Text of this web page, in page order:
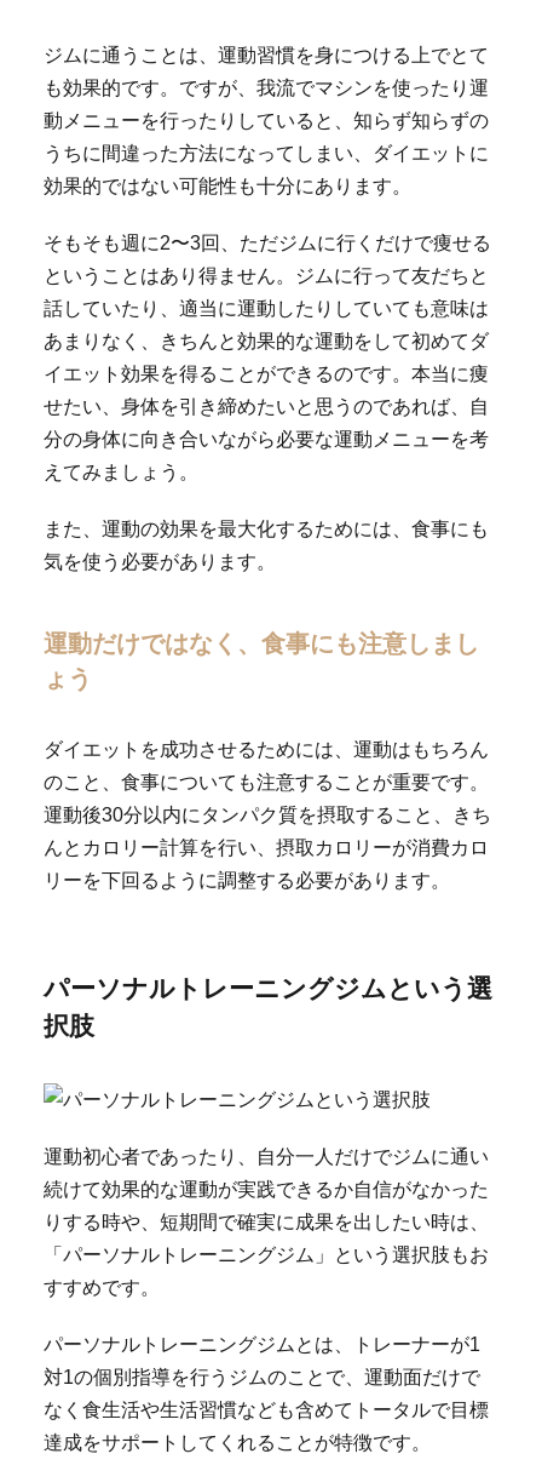
ジムに通うことは、運動習慣を身につける上でとて
も効果的です。ですが、我流でマシンを使ったり運
動メニューを行ったりしていると、知らず知らずの
うちに間違った方法になってしまい、ダイエットに
効果的ではない可能性も十分にあります。
そもそも週に2〜3回、ただジムに行くだけで痩せる
ということはあり得ません。ジムに行って友だちと
話していたり、適当に運動したりしていても意味は
あまりなく、きちんと効果的な運動をして初めてダ
イエット効果を得ることができるのです。本当に痩
せたい、身体を引き締めたいと思うのであれば、自
分の身体に向き合いながら必要な運動メニューを考
えてみましょう。
また、運動の効果を最大化するためには、食事にも
気を使う必要があります。
運動だけではなく、食事にも注意しまし
ょう
ダイエットを成功させるためには、運動はもちろん
のこと、食事についても注意することが重要です。
運動後30分以内にタンパク質を摂取すること、きち
んとカロリー計算を行い、摂取カロリーが消費カロ
リーを下回るように調整する必要があります。
パーソナルトレーニングジムという選
択肢
運動初心者であったり、自分一人だけでジムに通い
続けて効果的な運動が実践できるか自信がなかった
りする時や、短期間で確実に成果を出したい時は、
「パーソナルトレーニングジム」という選択肢もお
すすめです。
パーソナルトレーニングジムとは、トレーナーが1
対1の個別指導を行うジムのことで、運動面だけで
なく食生活や生活習慣なども含めてトータルで目標
達成をサポートしてくれることが特徴です。